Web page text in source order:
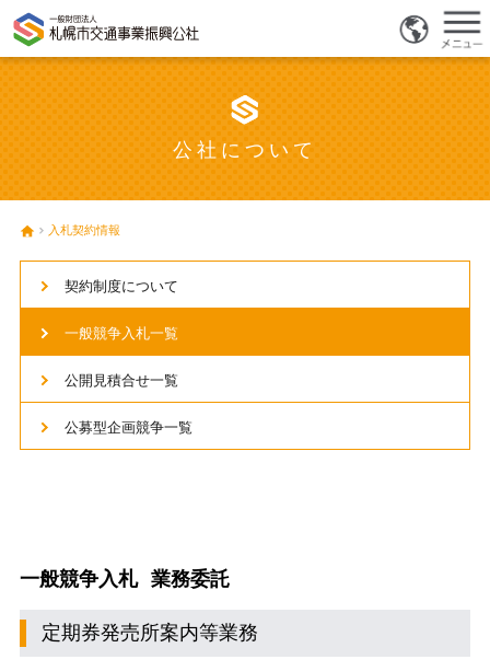
公社について
入札契約情報
契約制度について
一般競争入札一覧
公開見積合せ一覧
公募型企画競争一覧
一般競争入札 業務委託
定期券発売所案内等業務